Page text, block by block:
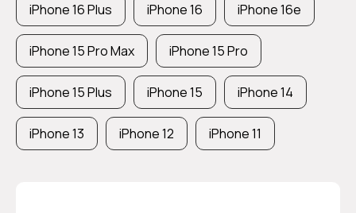
iPhone 16 Plus iPhone 16 iPhone 16e
iPhone 15 Pro Max iPhone 15 Pro
iPhone 15 Plus iPhone 15 iPhone 14
iPhone 13 iPhone 12 iPhone 11